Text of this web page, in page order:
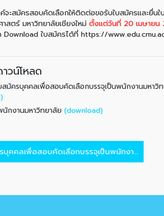
อบคัดเลือกให้ติดต่อขอรับใบสมัครและยื่นใบส
สตร์ มหาวิทยาลัยเชียงใหม่ ตั้งแต่วันที่ 20 เมษาย
Download ใบสมัครได้ที่ https://
วน์โหลด
สมัครบุคคลเพื่อสอบคัดเลือกบรรจุเป็นพนักงานมหา
นักงานมหาวิทยาลัย (download)
บุคคลเพื่อสอบคัดเลือกบรรจุเป็นพนักงา...